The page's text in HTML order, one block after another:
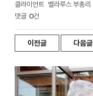
클라이언트 벨라루스 부총리
댓글 0건
이전글 다음글